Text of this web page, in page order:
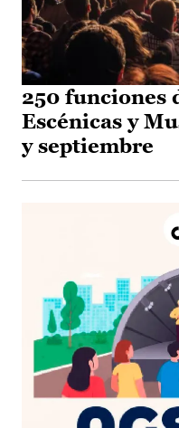
250 funciones
Escénicas y
y septiembre